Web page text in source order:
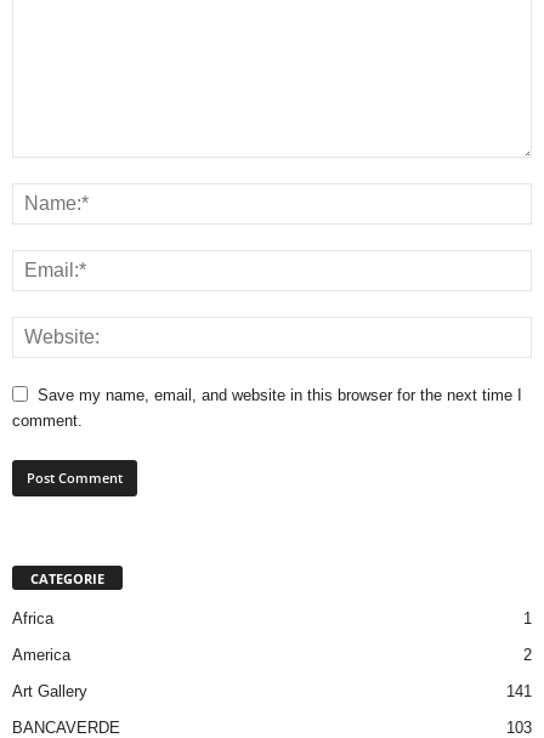
Save my name, email, and website in this browser for the next time I
comment.
CATEGORIE
Africa
1
America
2
Art Gallery
141
BANCAVERDE
103